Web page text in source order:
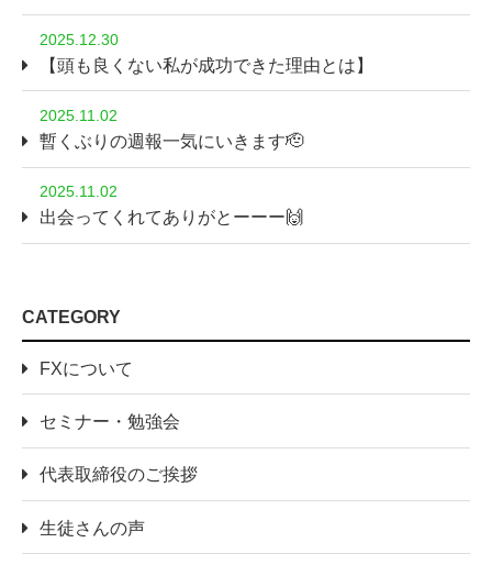
2025.12.30
【頭も良くない私が成功できた理由とは】
2025.11.02
暫くぶりの週報一気にいきます🫡
2025.11.02
出会ってくれてありがとーーー🙌
CATEGORY
FXについて
セミナー・勉強会
代表取締役のご挨拶
生徒さんの声